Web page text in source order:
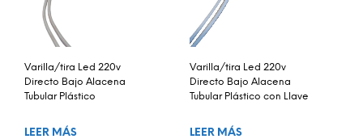
Varilla/tira Led 220v
Directo Bajo Alacena
Tubular Plástico
LEER MÁS
Varilla/tira Led 220v
Directo Bajo Alacena
Tubular Plástico con Llave
LEER MÁS